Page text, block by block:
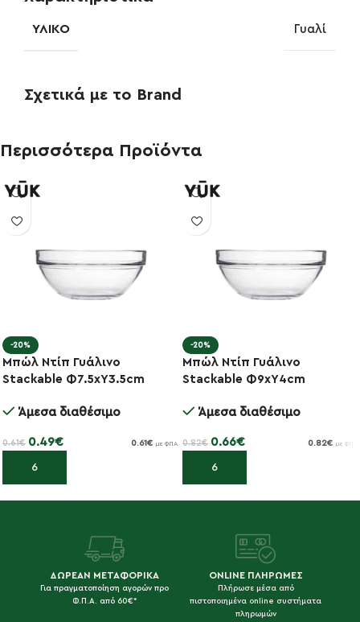
ΥΛΙΚΌ Γυαλί
Σχετικά με το Brand
Περισσότερα Προϊόντα
-20%
Μπώλ Ντίπ Γυάλινο
Stackable Φ7.5xΥ3.5cm
Άμεσα διαθέσιμο
0.61€ 0.49€ 0.61 € με ΦΠΑ
Προσθήκη στο καλάθι
-20%
Μπώλ Ντίπ Γυάλινο
Stackable Φ9xΥ4cm
Άμεσα διαθέσιμο
0.82€ 0.66€ 0.82€ με ΦΠΑ
Προσθήκη στο καλάθι
ΔΩΡΕΑΝ ΜΕΤΑΦΟΡΙΚΑ
Για πραγματοποίηση αγορών προ
Φ.Π.Α. από 60€*
ONLINE ΠΛΗΡΩΜΕΣ
Πλήρωσε μέσα από
πιστοποιημένα online συστήματα
πληρωμών